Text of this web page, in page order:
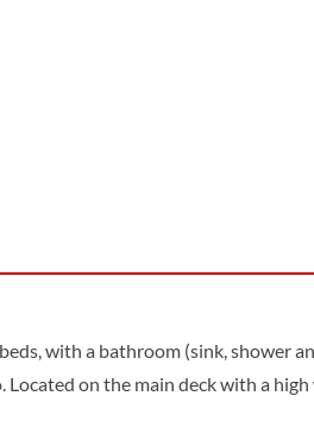
with a bathroom (sink, shower
Located on the main deck with a